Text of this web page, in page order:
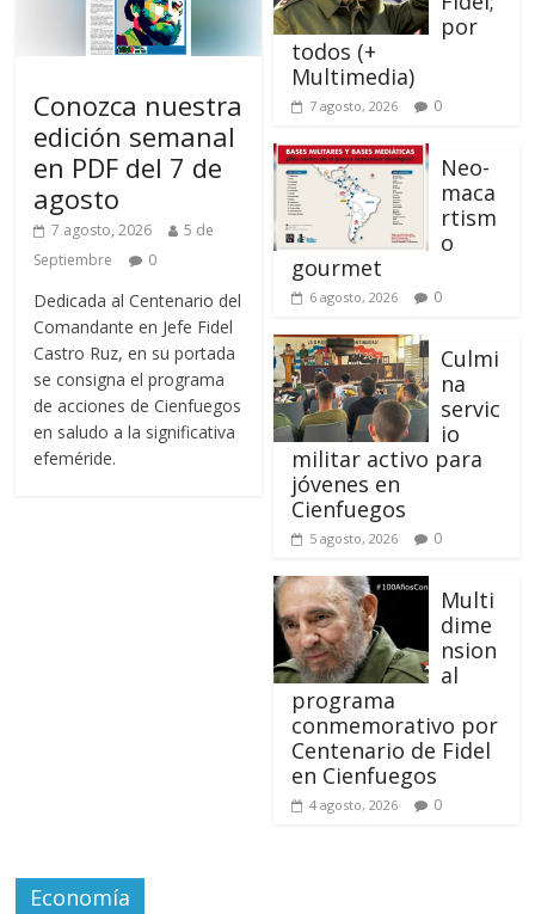
Conozca nuestra
edición semanal
en PDF del 7 de
agosto
7 agosto, 2026
5 de
Septiembre
0
Dedicada al Centenario del
Comandante en Jefe Fidel
Castro Ruz, en su portada
se consigna el programa
de acciones de Cienfuegos
en saludo a la significativa
efeméride.
por
todos (+
Multimedia)
7 agosto, 2026 0
Neo-
maca
rtism
o
gourmet
6 agosto, 2026 0
Culmi
na
servic
io
militar activo para
jóvenes en
Cienfuegos
5 agosto, 2026 0
Multi
dime
nsion
al
programa
conmemorativo por
Centenario de Fidel
en Cienfuegos
4 agosto, 2026 0
Economía